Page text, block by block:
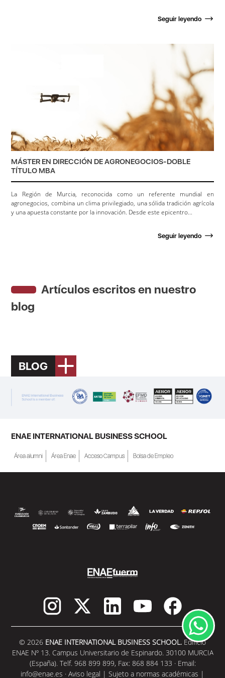
Seguir leyendo
MÁSTER EN DIRECCIÓN DE AGRONEGOCIOS-DOBLE
TÍTULO MBA
La Región de Murcia, reconocida como un referente mundial en
agronegocios, combina un clima privilegiado, una sólida tradición agrícola
y una apuesta constante por la innovación. Desde este epicentro...
Seguir leyendo
Artículos escritos en nuestro
blog
BLOG
ENAE INTERNATIONAL BUSINESS SCHOOL
Área alumni Área Enae Acceso Campus Bolsa de Empleo
© 2026 ENAE INTERNATIONAL BUSINESS SCHOOL. Edificio
ENAE Nº 13. Campus Universitario de Espinardo. 30100 MURCIA
(España). Telf. 968 899 899, Fax: 868 884 133 · Email:
info@enae.es · Aviso legal | Sujeto a normas académicas |